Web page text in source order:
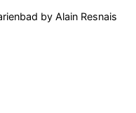
by Alain Resnais